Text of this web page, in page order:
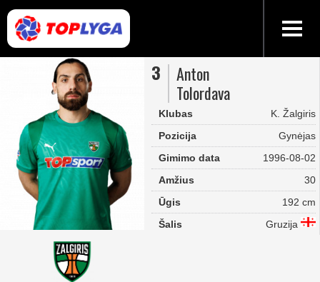
3
Anton
Tolordava
Klubas
K. Žalgiris
Pozicija
Gynėjas
Gimimo data
1996-08-02
Amžius
30
Ūgis
192 cm
Šalis
Gruzija